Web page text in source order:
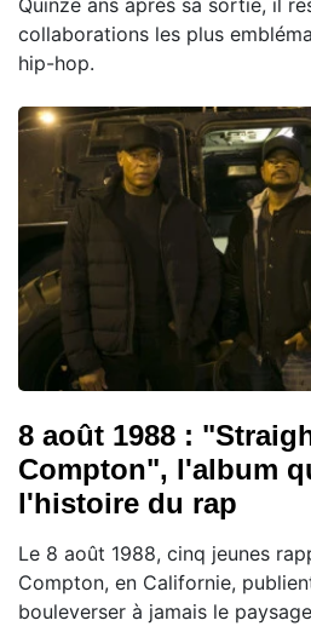
Quinze ans après sa sortie, il
collaborations les plus
hip-hop.
8 août 1988 :
Compton", l'album
l'histoire du rap
Le 8 août 1988, cinq jeunes
Compton, en Californie,
bouleverser à jamais le